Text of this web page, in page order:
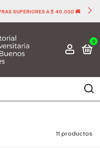
SUPERIORES A $ 40.000 🚚
0
11 productos